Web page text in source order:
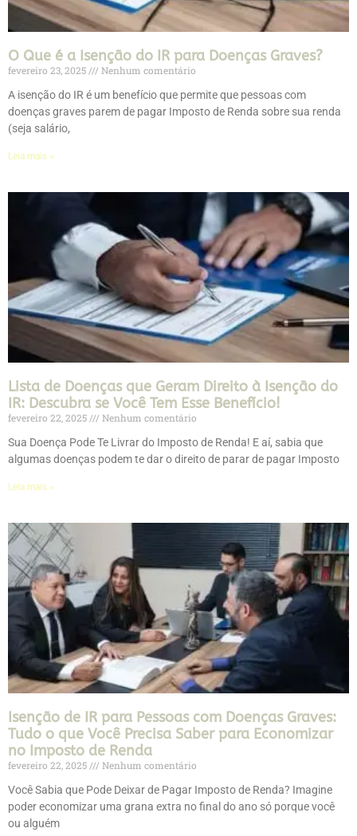
O Que é a Isenção do IR para Doenças Graves?
fevereiro 23, 2025
Nenhum comentário
A isenção do IR é um benefício que permite que pessoas com
doenças graves parem de pagar Imposto de Renda sobre sua renda
(seja salário,
Leia mais »
Lista de Doenças que Geram Direito à Isenção do
IR: Descubra se Você Tem Esse Benefício!
fevereiro 22, 2025
Nenhum comentário
Sua Doença Pode Te Livrar do Imposto de Renda! E aí, sabia que
algumas doenças podem te dar o direito de parar de pagar Imposto
Leia mais »
Isenção de IR para Pessoas com Doenças Graves:
Tudo o que Você Precisa Saber para Economizar
no Imposto de Renda
fevereiro 22, 2025
Nenhum comentário
Você Sabia que Pode Deixar de Pagar Imposto de Renda? Imagine
poder economizar uma grana extra no final do ano só porque você
ou alguém